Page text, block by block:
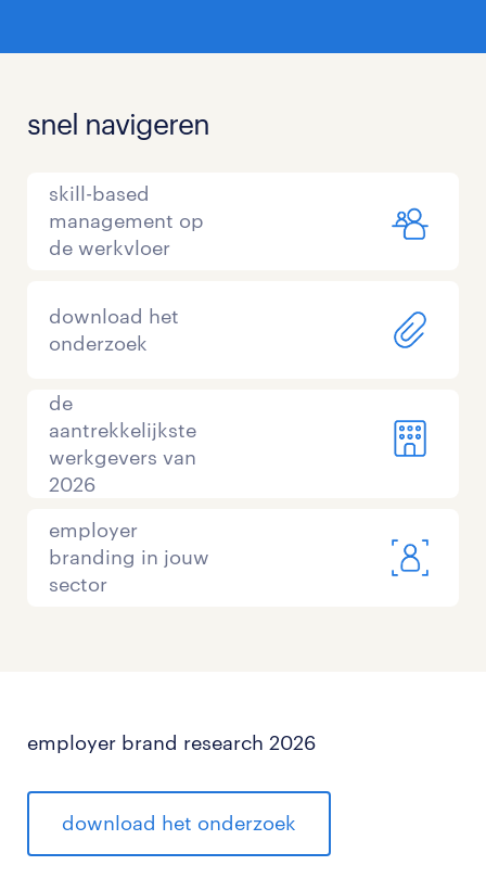
snel navigeren
skill-based
management op
de werkvloer
download het
onderzoek
de
aantrekkelijkste
werkgevers van
2026
employer
branding in jouw
sector
employer brand research 2026
download het onderzoek